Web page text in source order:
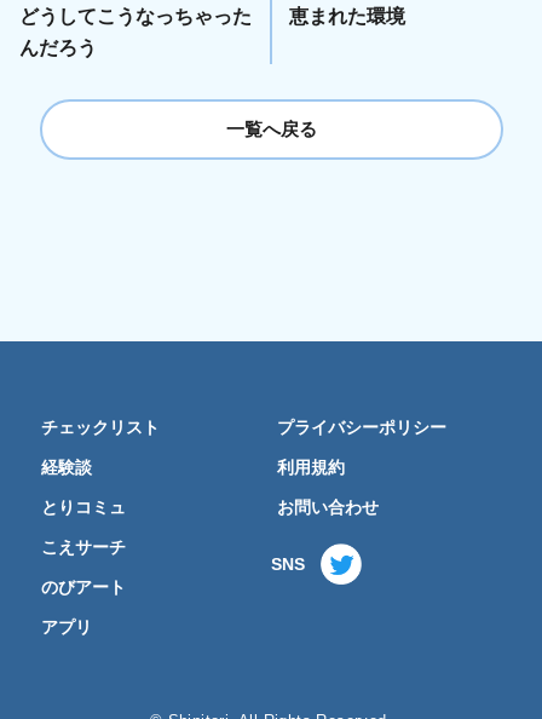
どうしてこうなっちゃった
んだろう
恵まれた環境
一覧へ戻る
チェックリスト
経験談
とりコミュ
こえサーチ
のびアート
アプリ
プライバシーポリシー
利用規約
お問い合わせ
SNS